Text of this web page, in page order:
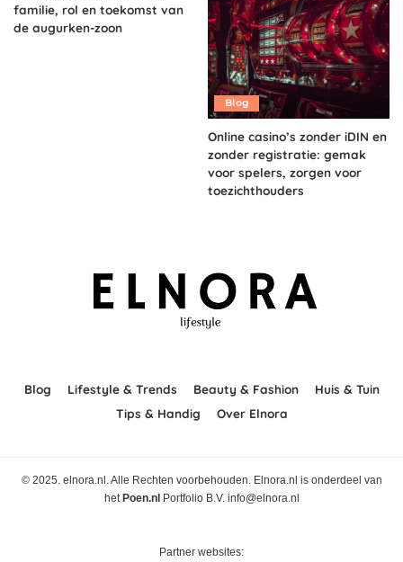
familie, rol en toekomst van
de augurken-zoon
Blog
Online casino’s zonder iDIN en
zonder registratie: gemak
voor spelers, zorgen voor
toezichthouders
Blog Lifestyle & Trends Beauty & Fashion
Huis & Tuin
Tips & Handig
Over Elnora
© 2025. elnora.nl. Alle Rechten voorbehouden. Elnora.nl is onderdeel van
het Poen.nl Portfolio B.V. info@elnora.nl
Partner websites: